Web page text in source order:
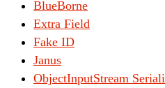
BlueBorne
Extra Field
Fake ID
Janus
ObjectInputStream